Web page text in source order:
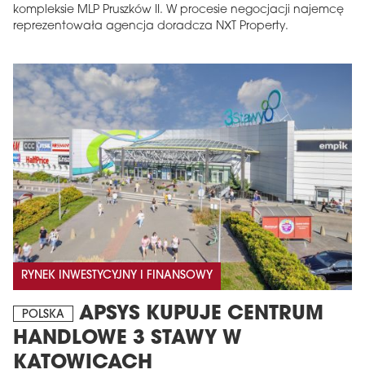
kompleksie MLP Pruszków II. W procesie negocjacji najemcę
reprezentowała agencja doradcza NXT Property.
RYNEK INWESTYCYJNY I FINANSOWY
POLSKA
APSYS KUPUJE CENTRUM
HANDLOWE 3 STAWY W
KATOWICACH